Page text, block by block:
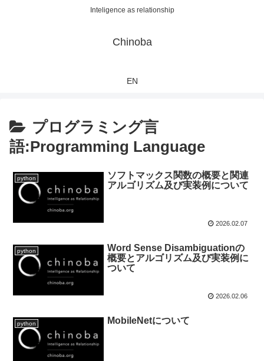
Inteligence as relationship
Chinoba
EN
プログラミング言
語:Programming Language
python
ソフトマックス関数の概要と関連
アルゴリズム及び実装例について
2026.02.07
python
Word Sense Disambiguationの
概要とアルゴリズム及び実装例に
ついて
2026.02.06
python MobileNetについて